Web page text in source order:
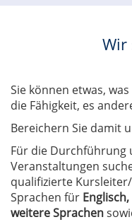
Wir
Sie können etwas,
die Fähigkeit, es
Bereichern Sie damit
Für die Durchführung
Veranstaltungen
qualifizierte
Sprachen für
weitere Sprachen